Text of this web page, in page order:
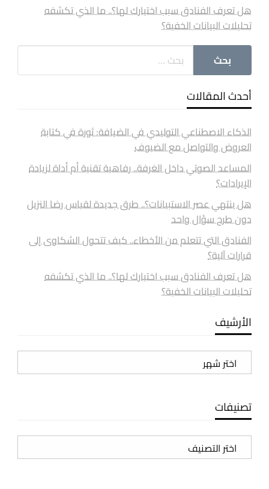
هل تعرف الفنادق سبب اختيارك لها؟.. ما الذي تكشفه
تحليلات البيانات الخفية؟
أحدث المقالات
الذكاء الاصطناعي التوليدي في الضيافة: ثورة في كتابة
العروض والتواصل مع الضيوف
المساعد الصوتي داخل الغرفة.. رفاهية تقنية أم أداة لزيادة
الإيرادات؟
هل ينتهي عصر الاستبيانات؟.. طرق جديدة لقياس رضا النزيل
دون طرح سؤال واحد
الفنادق التي تتعلم من الأخطاء.. كيف تتحول الشكاوى إلى
قرارات آلية؟
هل تعرف الفنادق سبب اختيارك لها؟.. ما الذي تكشفه
تحليلات البيانات الخفية؟
الأرشيف
الأرشيف
تصنيفات
تصنيفات